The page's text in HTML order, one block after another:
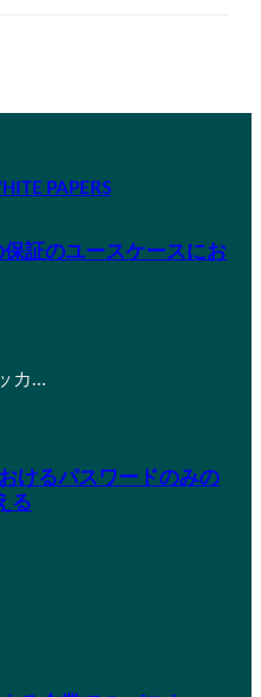
PAPERS
証のユースケースにお
カ…
けるパスワードのみの
る